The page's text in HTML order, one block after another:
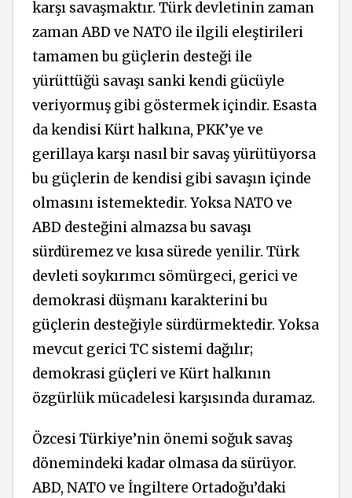
karşı savaşmaktır. Türk devletinin zaman
zaman ABD ve NATO ile ilgili eleştirileri
tamamen bu güçlerin desteği ile
yürüttüğü savaşı sanki kendi gücüyle
veriyormuş gibi göstermek içindir. Esasta
da kendisi Kürt halkına, PKK’ye ve
gerillaya karşı nasıl bir savaş yürütüyorsa
bu güçlerin de kendisi gibi savaşın içinde
olmasını istemektedir. Yoksa NATO ve
ABD desteğini almazsa bu savaşı
sürdüremez ve kısa sürede yenilir. Türk
devleti soykırımcı sömürgeci, gerici ve
demokrasi düşmanı karakterini bu
güçlerin desteğiyle sürdürmektedir. Yoksa
mevcut gerici TC sistemi dağılır;
demokrasi güçleri ve Kürt halkının
özgürlük mücadelesi karşısında duramaz.
Özcesi Türkiye’nin önemi soğuk savaş
dönemindeki kadar olmasa da sürüyor.
ABD, NATO ve İngiltere Ortadoğu’daki